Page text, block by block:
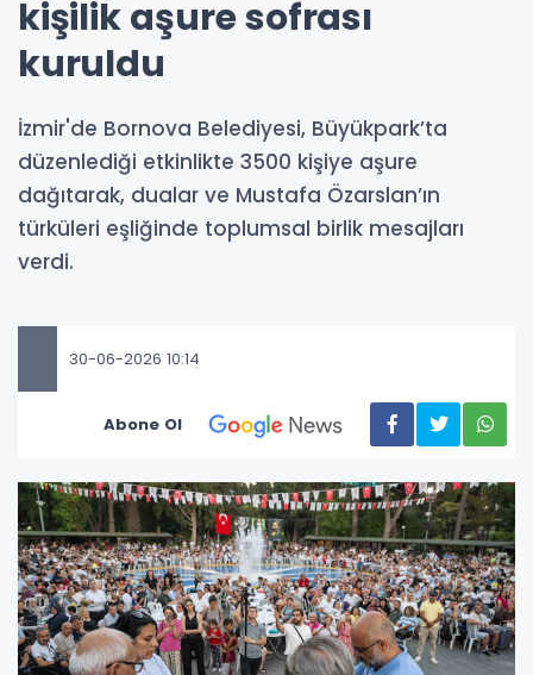
kişilik aşure sofrası
kuruldu
İzmir'de Bornova Belediyesi, Büyükpark’ta
düzenlediği etkinlikte 3500 kişiye aşure
dağıtarak, dualar ve Mustafa Özarslan’ın
türküleri eşliğinde toplumsal birlik mesajları
verdi.
30-06-2026 10:14
Abone Ol